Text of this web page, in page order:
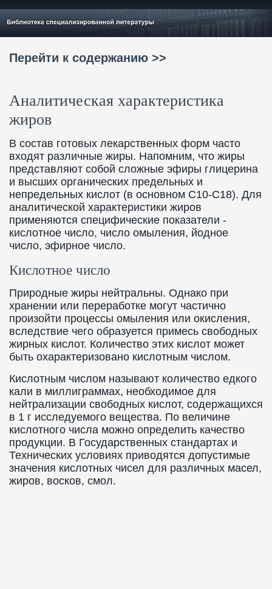
Перейти к содержанию >>
Аналитическая характеристика
жиров
В состав готовых лекарственных форм часто
входят различные жиры. Напомним, что жиры
представляют собой сложные эфиры глицерина
и высших органических предельных и
непредельных кислот (в основном С10-C18). Для
аналитической характеристики жиров
применяются специфические показатели -
кислотное число, число омыления, йодное
число, эфирное число.
Кислотное число
Природные жиры нейтральны. Однако при
хранении или переработке могут частично
произойти процессы омыления или окисления,
вследствие чего образуется примесь свободных
жирных кислот. Количество этих кислот может
быть охарактеризовано кислотным числом.
Кислотным числом называют количество едкого
кали в миллиграммах, необходимое для
нейтрализации свободных кислот, содержащихся
в 1 г исследуемого вещества. По величине
кислотного числа можно определить качество
продукции. В Государственных стандартах и
Технических условиях приводятся допустимые
значения кислотных чисел для различных масел,
жиров, восков, смол.